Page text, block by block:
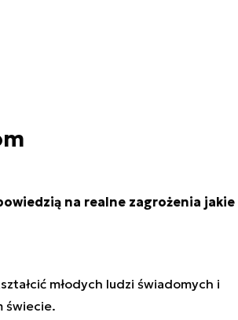
na realne zagrożenia jakie
młodych ludzi świadomych i
świecie.